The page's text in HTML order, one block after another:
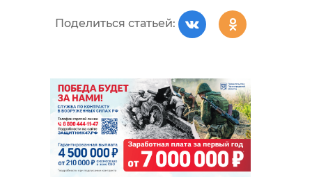
Поделиться статьей:
подтверждение.
Выражаю всем
участие в этом акте
милосердия.
Александр
Соклаков, глава
администрации